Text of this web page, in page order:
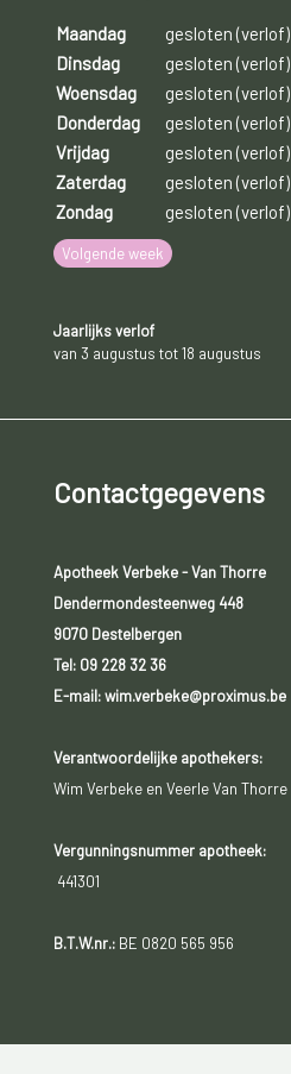
Maandag
gesloten (verlof)
Dinsdag
gesloten (verlof)
Woensdag
gesloten (verlof)
Donderdag
gesloten (verlof)
Vrijdag
gesloten (verlof)
Zaterdag
gesloten (verlof)
Zondag
gesloten (verlof)
Volgende week
Jaarlijks verlof
van 3 augustus tot 18 augustus
Contactgegevens
Apotheek Verbeke - Van Thorre
Dendermondesteenweg 448
9070 Destelbergen
Tel: 09 228 32 36
E-mail: wim.verbeke@proximus.be
Verantwoordelijke apothekers:
Wim Verbeke en Veerle Van Thorre
Vergunningsnummer apotheek:
441301
B.T.W.nr.:BE 0820 565 956